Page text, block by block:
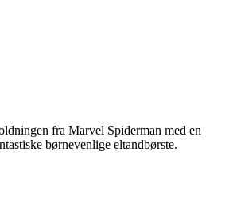
fra Marvel Spiderman med en
børnevenlige eltandbørste.